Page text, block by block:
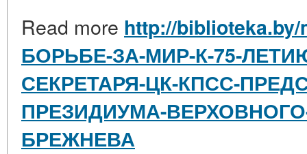
Read more http://
БОРЬБЕ-ЗА-МИР-К-75-
СЕКРЕТАРЯ-ЦК-КПСС-
ПРЕЗИДИУМА-
БРЕЖНЕВА